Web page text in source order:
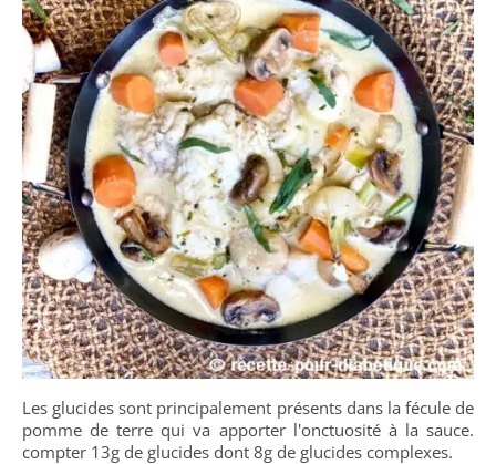
Les glucides sont principalement présents dans la fécule de
pomme de terre qui va apporter l'onctuosité à la sauce.
compter 13g de glucides dont 8g de glucides complexes.